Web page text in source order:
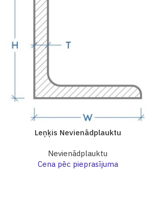
Leņķis Nevienādplauktu
Nevienādplauktu
Cena pēc pieprasījuma